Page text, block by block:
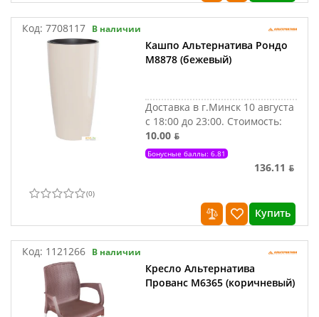
Код: 7708117 В наличии
Кашпо Альтернатива Рондо
М8878 (бежевый)
Доставка в г.Минск 10 августа
с 18:00 до 23:00. Стоимость:
10.00 ƃ
Бонусные баллы: 6.81
136.11 ƃ
(0)
Купить
Код: 1121266 В наличии
Кресло Альтернатива
Прованс М6365 (коричневый)